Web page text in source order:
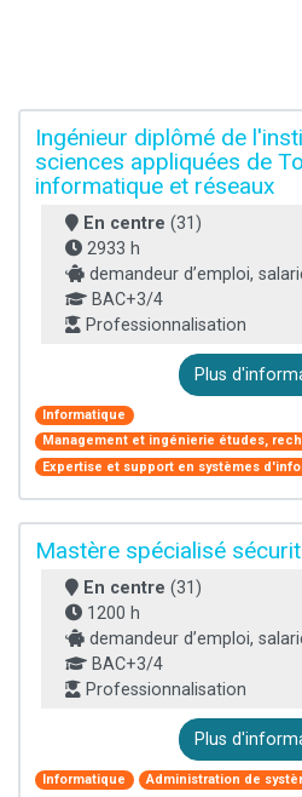
Ingénieur diplômé de
sciences appliquées de
informatique et réseaux
En centre (31)
2933 h
demandeur d’emploi,
BAC+3/4
Professionnalisation
Plus
Informatique
Management et ingénierie études,
Expertise et support en systèmes
Mastère spécialisé
En centre (31)
1200 h
demandeur d’emploi,
BAC+3/4
Professionnalisation
Plus
Informatique
Administration de